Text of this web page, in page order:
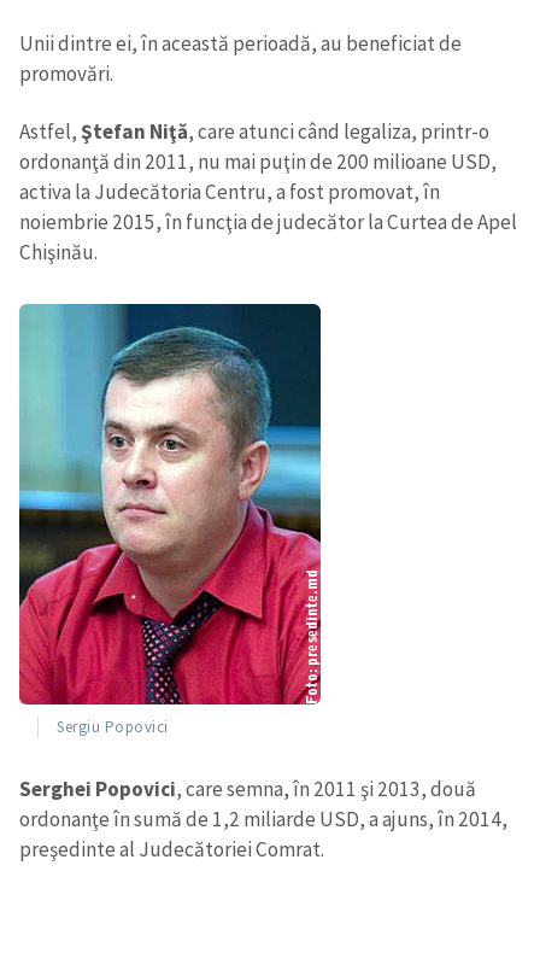
Unii dintre ei, în această perioadă, au beneficiat de
promovări.
Astfel,Ştefan Niţă, care atunci când legaliza, printr-o
ordonanţă din 2011, nu mai puţin de 200 milioane USD,
activa la Judecătoria Centru, a fost promovat, în
noiembrie 2015, în funcţia de judecător la Curtea de Apel
Chişinău.
Sergiu Popovici
Serghei Popovici, care semna, în 2011 şi 2013, două
ordonanţe în sumă de 1,2 miliarde USD, a ajuns, în 2014,
preşedinte al Judecătoriei Comrat.